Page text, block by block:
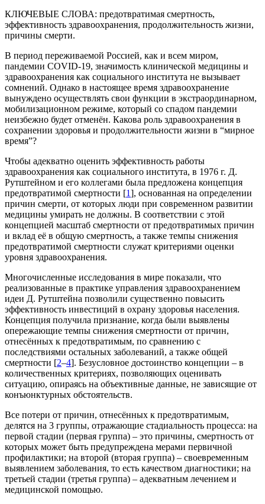
КЛЮЧЕВЫЕ СЛОВА: предотвратимая смертность,
эффективность здравоохранения, продолжительность жизни,
причины смерти.
В период переживаемой Россией, как и всем миром,
пандемии COVID-19, значимость клинической медицины и
здравоохранения как социального института не вызывает
сомнений. Однако в настоящее время здравоохранение
вынуждено осуществлять свои функции в экстраординарном,
мобилизационном режиме, который со спадом пандемии
неизбежно будет отменён. Какова роль здравоохранения в
сохранении здоровья и продолжительности жизни в “мирное
время”?
Чтобы адекватно оценить эффективность работы
здравоохранения как социального института, в 1976 г. Д.
Рутштейном и его коллегами была предложена концепция
предотвратимой смертности [1], основанная на определении
причин смерти, от которых люди при современном развитии
медицины умирать не должны. В соответствии с этой
концепцией масштаб смертности от предотвратимых причин
и вклад её в общую смертность, а также темпы снижения
предотвратимой смертности служат критериями оценки
уровня здравоохранения.
Многочисленные исследования в мире показали, что
реализованные в практике управления здравоохранением
идеи Д. Рутштейна позволили существенно повысить
эффективность инвестиций в охрану здоровья населения.
Концепция получила признание, когда были выявлены
опережающие темпы снижения смертности от причин,
отнесённых к предотвратимым, по сравнению с
последствиями остальных заболеваний, а также общей
смертности [2–4]. Безусловное достоинство концепции – в
количественных критериях, позволяющих оценивать
ситуацию, опираясь на объективные данные, не зависящие от
конъюнктурных обстоятельств.
Все потери от причин, отнесённых к предотвратимым,
делятся на 3 группы, отражающие стадиальность процесса: на
первой стадии (первая группа) – это причины, смертность от
которых может быть предупреждена мерами первичной
профилактики; на второй (вторая группа) – своевременным
выявлением заболевания, то есть качеством диагностики; на
третьей стадии (третья группа) – адекватным лечением и
медицинской помощью.